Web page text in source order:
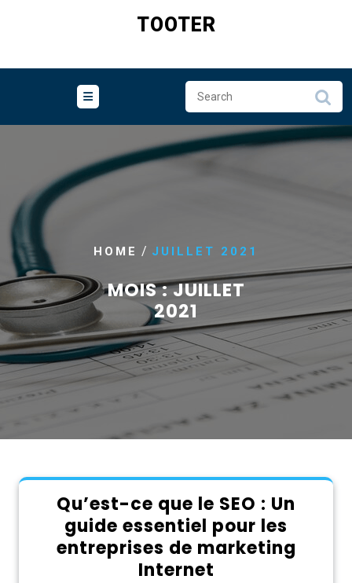
TOOTER
HOME / JUILLET 2021
MOIS :JUILLET
2021
Qu’est-ce que le SEO : Un
guide essentiel pour les
entreprises de marketing
Internet